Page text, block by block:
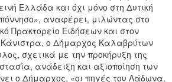
Ελλάδα και όχι μόνο στη Δυτική
αναφέρει, μιλώντας στο
Πρακτορείο Ειδήσεων και στον
ο Δήμαρχος Καλαβρύτων
σχετικά με την προκήρυξη της
ανάδειξη και αξιοποίηση των
ο Δήμαρχος, «οι πηγές του Λάδωνα,